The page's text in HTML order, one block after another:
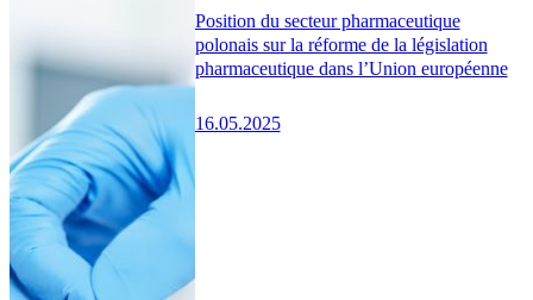
Position du secteur pharmaceutique
polonais sur la réforme de la législation
pharmaceutique dans l’Union européenne
16.05.2025